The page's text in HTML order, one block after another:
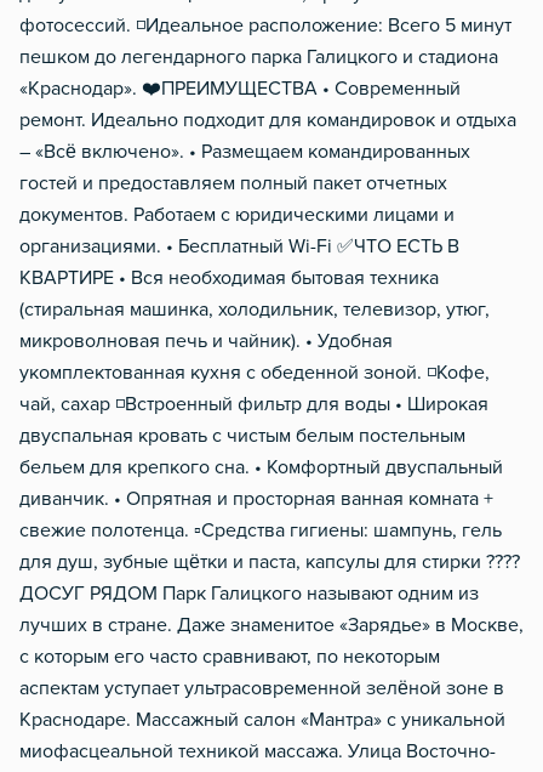
фoтocеccий. ◽️Идeальное расположение: Всего 5 минут
пешком до легендарного парка Галицкого и стадиона
«Краснодар». ❤️ПРЕИМУЩЕСТВА • Современный
ремонт. Идеально подходит для командировок и отдыха
– «Всё включено». • Размещаем командированных
гостей и предоставляем полный пакет отчетных
документов. Работаем с юридическими лицами и
организациями. • Бесплатный Wi-Fi ✅ЧТО ЕСТЬ В
КВАРТИРЕ • Вся необходимая бытовая техника
(стиральная машинка, холодильник, телевизор, утюг,
микроволновая печь и чайник). • Удобная
укомплектованная кухня с обеденной зоной. ◽️Кофе,
чай, сахар ◽️Встроенный фильтр для воды • Широкая
двуспальная кровать с чистым белым постельным
бельем для крепкого сна. • Комфортный двуспальный
диванчик. • Опрятная и просторная ванная комната +
свежие полотенца. ▫️Средства гигиены: шампунь, гель
для душ, зубные щётки и паста, капсулы для стирки ????
ДОСУГ РЯДОМ Парк Галицкого называют одним из
лучших в стране. Даже знаменитое «Зарядье» в Москве,
с которым его часто сравнивают, по некоторым
аспектам уступает ультрасовременной зелёной зоне в
Краснодаре. Массажный салон «Мантра» с уникальной
миофасцеальной техникой массажа. Улица Восточно-